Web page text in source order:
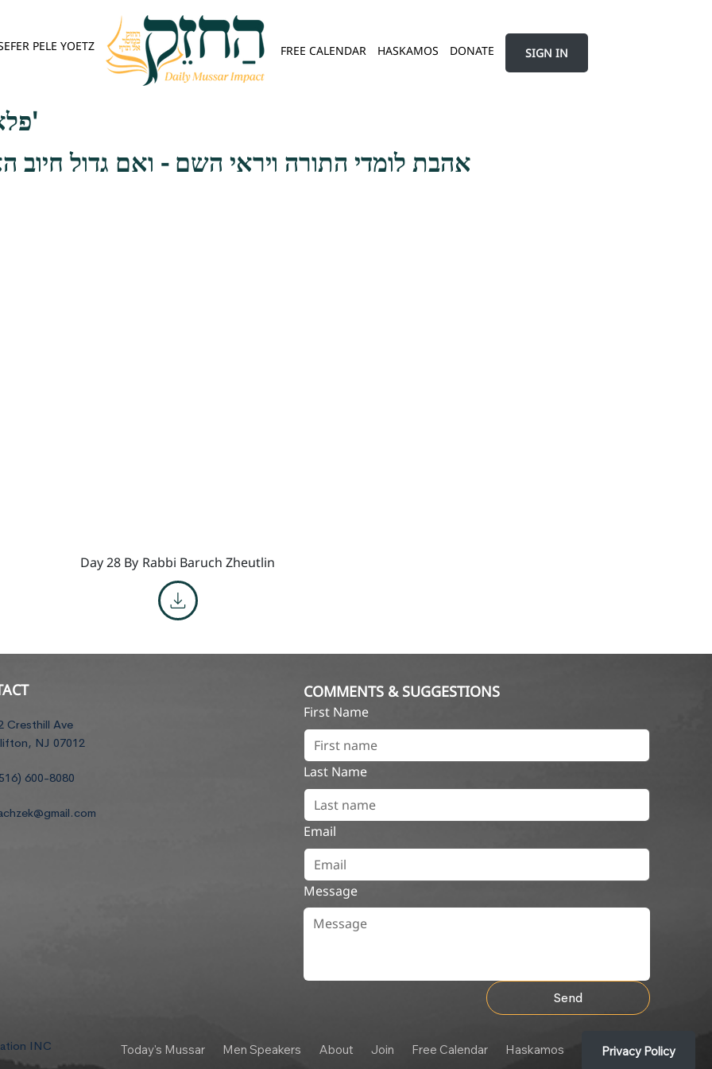
PELE YOETZ FREE CALENDAR HASKAMOS DONATE SIGN IN
פלא יועץ - אות א'
אהבת לומדי התורה ויראי השם - ואם גדול חיוב
Day 28 By Rabbi Baruch Zheutlin
Cresthill Ave
NJ 07012
600-8080
COMMENTS & SUGGESTIONS
First Name
Last Name
Email
Message
Send
INC Today's Mussar Men Speakers About Join Free Calendar Haskamos Privacy Policy